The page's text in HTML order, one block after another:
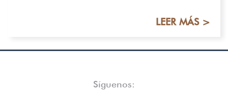
LEER MÁS >
Síguenos: